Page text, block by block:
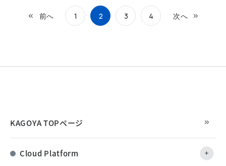
前へ 1 2 3 4 次へ
KAGOYA TOPページ
Cloud Platform